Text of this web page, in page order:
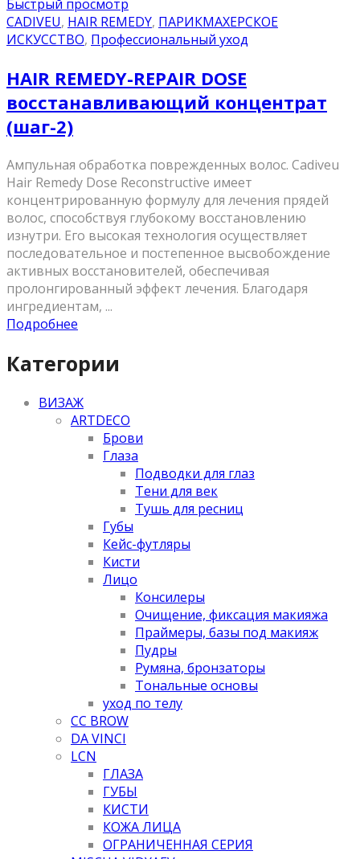
Быстрый просмотр
CADIVEU, HAIR REMEDY, ПАРИКМАХЕРСКОЕ
ИСКУССТВО, Профессиональный уход
HAIR REMEDY-REPAIR DOSE
восстанавливающий концентрат
(шаг-2)
Ампульная обработка поврежденных волос. Cadiveu
Hair Remedy Dose Reconstructive имеет
концентрированную формулу для лечения прядей
волос, способствуя глубокому восстановлению
изнутри. Его высокая технология осуществляет
последовательное и постепенное высвобождение
активных восстановителей, обеспечивая
пролонгированный эффект лечения. Благодаря
ингредиентам, ...
Подробнее
Категории
ВИЗАЖ
ARTDECO
Брови
Глаза
Подводки для глаз
Тени для век
Тушь для ресниц
Губы
Кейс-футляры
Кисти
Лицо
Консилеры
Очищение, фиксация макияжа
Праймеры, базы под макияж
Пудры
Румяна, бронзаторы
Тональные основы
уход по телу
CC BROW
DA VINCI
LCN
ГЛАЗА
ГУБЫ
КИСТИ
КОЖА ЛИЦА
ОГРАНИЧЕННАЯ СЕРИЯ